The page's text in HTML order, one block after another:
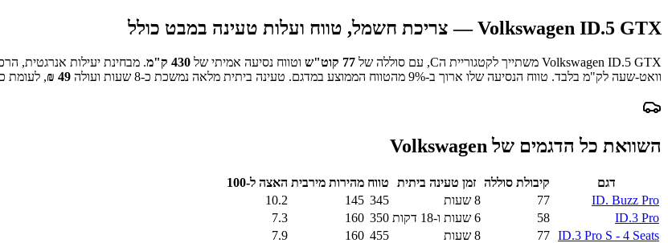
Volkswagen ID.5 GTX— צריכת חשמל, טווח ועלות טעינה במבט כולל
Volkswagen ID.5 GTX משתייך לקטגוריית הC, עם סוללה של 77 קוט"ש וטווח נסיעה אמיתי של 430 ק"מ. מבחינת יעילות אנרגטית,
וואט-שעה לק"מ בלבד. טווח הנסיעה שלו ארוך ב- 9% מהטווח הממוצע במדגם. טעינה ביתית מלאה נמשכת כ-8 שעות ועולה 49
₪, לעומת
השוואת כל הדגמים של Volkswagen
דגם קיבולת סוללה זמן טעינה ביתית טווח מהירות מירבית האצה ל-100
ID. Buzz Pro
77 8 שעות 345
145
10.2
ID.3 Pro
58 6 שעות ו-18 דקות 350
160
7.3
ID.3 Pro S - 4 Seats
77 8 שעות 455
160
7.9